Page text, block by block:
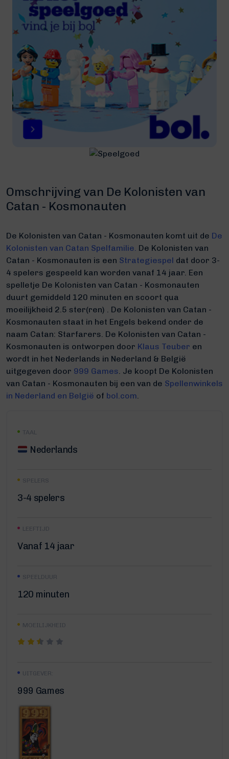
TAAL
Nederlands
SPELERS
3-4 spelers
LEEFTIJD
Vanaf 14 jaar
SPEELDUUR
120 minuten
MOEILIJKHEID
UITGEVER:
999 Games
Omschrijving van De Kolonisten van
Catan - Kosmonauten
De Kolonisten van Catan - Kosmonauten komt uit de De
Kolonisten van Catan Spelfamilie. De Kolonisten van
Catan - Kosmonauten is een Strategiespel dat door 3-
4 spelers gespeeld kan worden vanaf 14 jaar. Een
spelletje De Kolonisten van Catan - Kosmonauten
duurt gemiddeld 120 minuten en scoort qua
moeilijkheid 2.5 ster(ren) . De Kolonisten van Catan -
Kosmonauten staat in het Engels bekend onder de
naam Catan: Starfarers. De Kolonisten van Catan -
Kosmonauten is ontworpen door Klaus Teuber en
wordt in het Nederlands in Nederland & België
uitgegeven door 999 Games. Je koopt De Kolonisten
van Catan - Kosmonauten bij een van de Spellenwinkels
in Nederland en België of bol.com.